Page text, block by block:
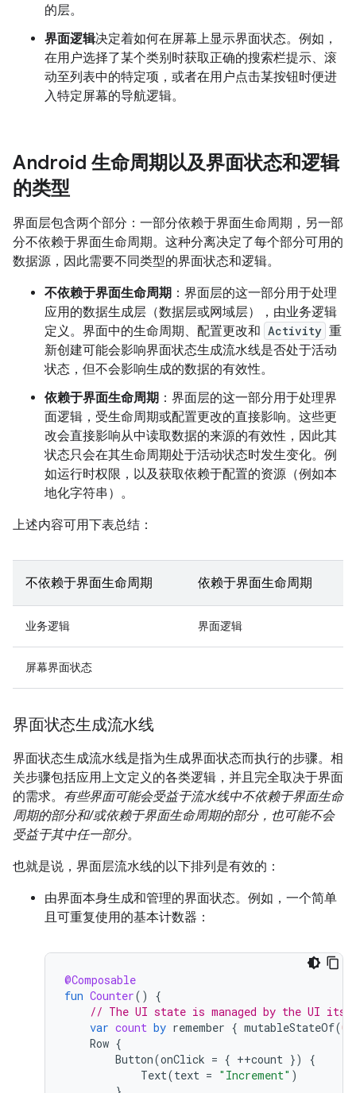
的层。
界面逻辑决定着如何在屏幕上显示界面状态。 例如，
在用户选择了某个类别时获取正确的搜索栏提示、滚
动至列表中的特定项，或者在用户点击某按钮时便进
入特定屏幕的导航逻辑。
Android 生命周期以及界面状态和逻辑
的类型
界面层包含两个部分：一部分依赖于界面生命周期，另一部
分不依赖于界面生命周期。这种分离决定了每个部分可用的
数据源，因此需要不同类型的界面状态和逻辑。
不依赖于界面生命周期 ：界面层的这一部分用于处理
应用的数据生成层（数据层或网域层），由业务逻辑
定义。界面中的生命周期、配置更改和 Activity 重
新创建可能会影响界面状态生成流水线是否处于活动
状态，但不会影响生成的数据的有效性。
依赖于界面生命周期 ：界面层的这一部分用于处理界
面逻辑，受生命周期或配置更改的直接影响。这些更
改会直接影响从中读取数据的来源的有效性，因此其
状态只会在其生命周期处于活动状态时发生变化。例
如运行时权限，以及获取依赖于配置的资源（例如本
地化字符串）。
上述内容可用下表总结：
不依赖于界面生命周期 依赖于界面生命周期
业务逻辑 界面逻辑
屏幕界面状态
界面状态生成流水线
界面状态生成流水线是指为生成界面状态而执行的步骤。相
关步骤包括应用上文定义的各类逻辑，并且完全取决于界面
的需求。 有些界面可能会受益于流水线中不依赖于界面生命
周期的部分和/或依赖于界面生命周期的部分，也可能不会
受益于其中任一部分。
也就是说，界面层流水线的以下排列是有效的：
由界面本身生成和管理的界面状态。例如，一个简单
且可重复使用的基本计数器：
@Composable
fun Counter()
{
// The UI state is managed by the UI
var count by remember { mutableStateOf(0
Row {
Button(onClick = { ++count })
{
Text(text = "Increment" )